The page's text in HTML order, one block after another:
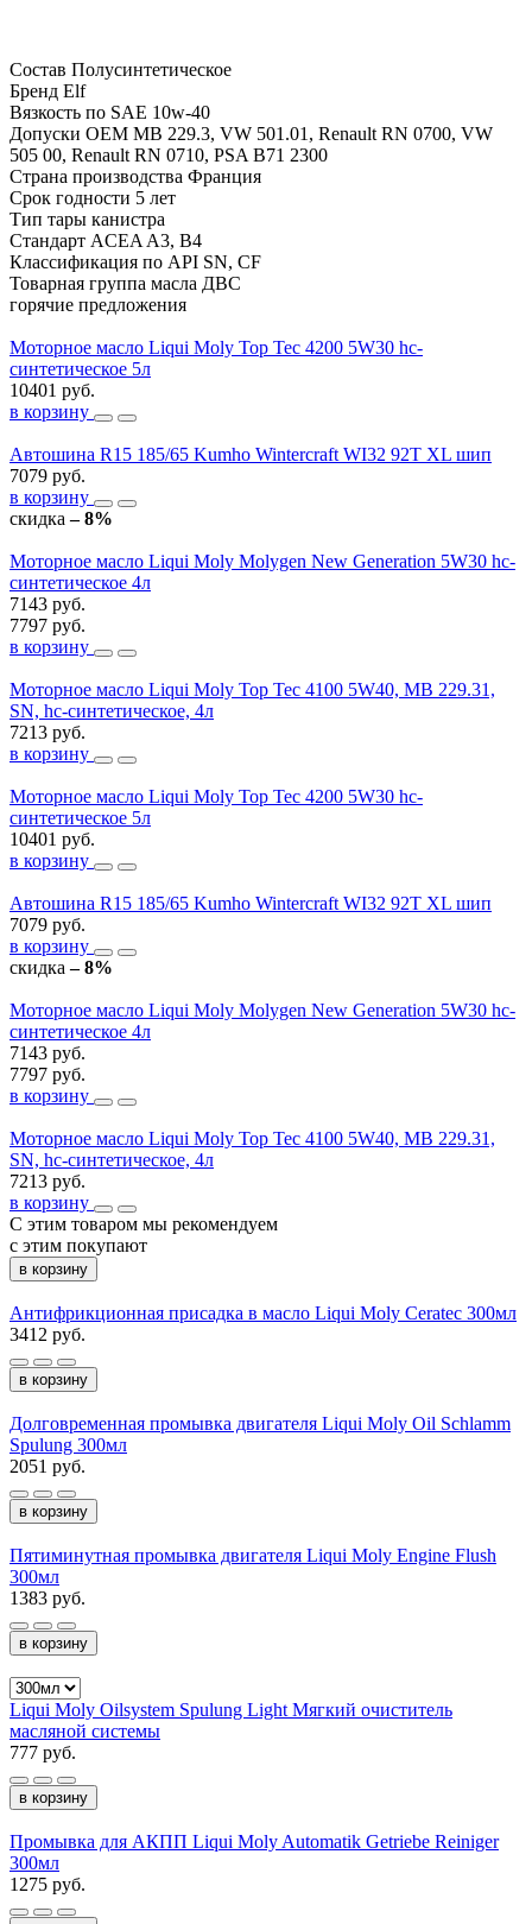
Состав Полусинтетическое
Бренд Elf
Вязкость по SAE 10w-40
Допуски OEM MB 229.3, VW 501.01, Renault RN 0700, VW
505 00, Renault RN 0710, PSA B71 2300
Страна производства Франция
Срок годности 5 лет
Тип тары канистра
Стандарт ACEA A3, B4
Классификация по API SN, CF
Товарная группа масла ДВС
горячие предложения
Моторное масло Liqui Moly Top Tec 4200 5W30 hc-
синтетическое 5л
10401 руб.
в корзину
Автошина R15 185/65 Kumho Wintercraft WI32 92T XL шип
7079 руб.
в корзину
скидка– 8%
Моторное масло Liqui Moly Molygen New Generation 5W30 hc-
синтетическое 4л
7143 руб.
7797 руб.
в корзину
Моторное масло Liqui Moly Top Tec 4100 5W40, MB 229.31,
SN, hc-синтетическое, 4л
7213 руб.
в корзину
Моторное масло Liqui Moly Top Tec 4200 5W30 hc-
синтетическое 5л
10401 руб.
в корзину
Автошина R15 185/65 Kumho Wintercraft WI32 92T XL шип
7079 руб.
в корзину
скидка– 8%
Моторное масло Liqui Moly Molygen New Generation 5W30 hc-
синтетическое 4л
7143 руб.
7797 руб.
в корзину
Моторное масло Liqui Moly Top Tec 4100 5W40, MB 229.31,
SN, hc-синтетическое, 4л
7213 руб.
в корзину
С этим товаром мы рекомендуем
с этим покупают
в корзину
Антифрикционная присадка в масло Liqui Moly Ceratec 300мл
3412 руб.
в корзину
Долговременная промывка двигателя Liqui Moly Oil Schlamm
Spulung 300мл
2051 руб.
в корзину
Пятиминутная промывка двигателя Liqui Moly Engine Flush
300мл
1383 руб.
в корзину
Liqui Moly Oilsystem Spulung Light Мягкий очиститель
масляной системы
777 руб.
в корзину
Промывка для АКПП Liqui Moly Automatik Getriebe Reiniger
300мл
1275 руб.